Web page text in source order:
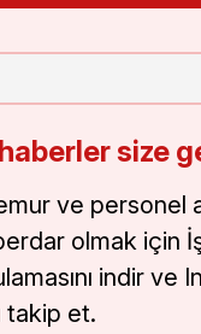
size
ve personel
olmak için
indir ve
takip et.